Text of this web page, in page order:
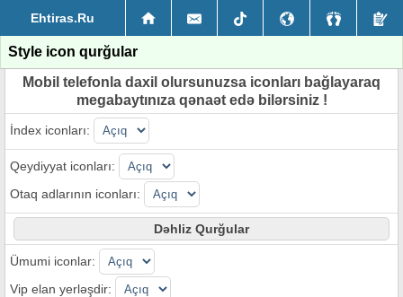
Ehtiras.Ru
Style icon qurğular
Mobil telefonla daxil olursunuzsa iconları bağlayaraq
megabaytınıza qənaət edə bilərsiniz !
İndex iconları:
Qeydiyyat iconları:
Otaq adlarının iconları:
Dəhliz Qurğular
Ümumi iconlar:
Vip elan yerləşdir: